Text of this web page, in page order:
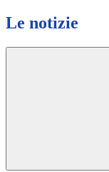
Le notizie